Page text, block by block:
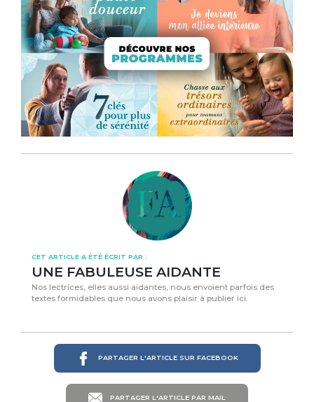
CET ARTICLE A ÉTÉ ÉCRIT PAR :
UNE FABULEUSE AIDANTE
Nos lectrices, elles aussi aidantes, nous envoient parfois des
textes formidables que nous avons plaisir à publier ici.
PARTAGER L'ARTICLE SUR FACEBOOK
PARTAGER L'ARTICLE PAR MAIL